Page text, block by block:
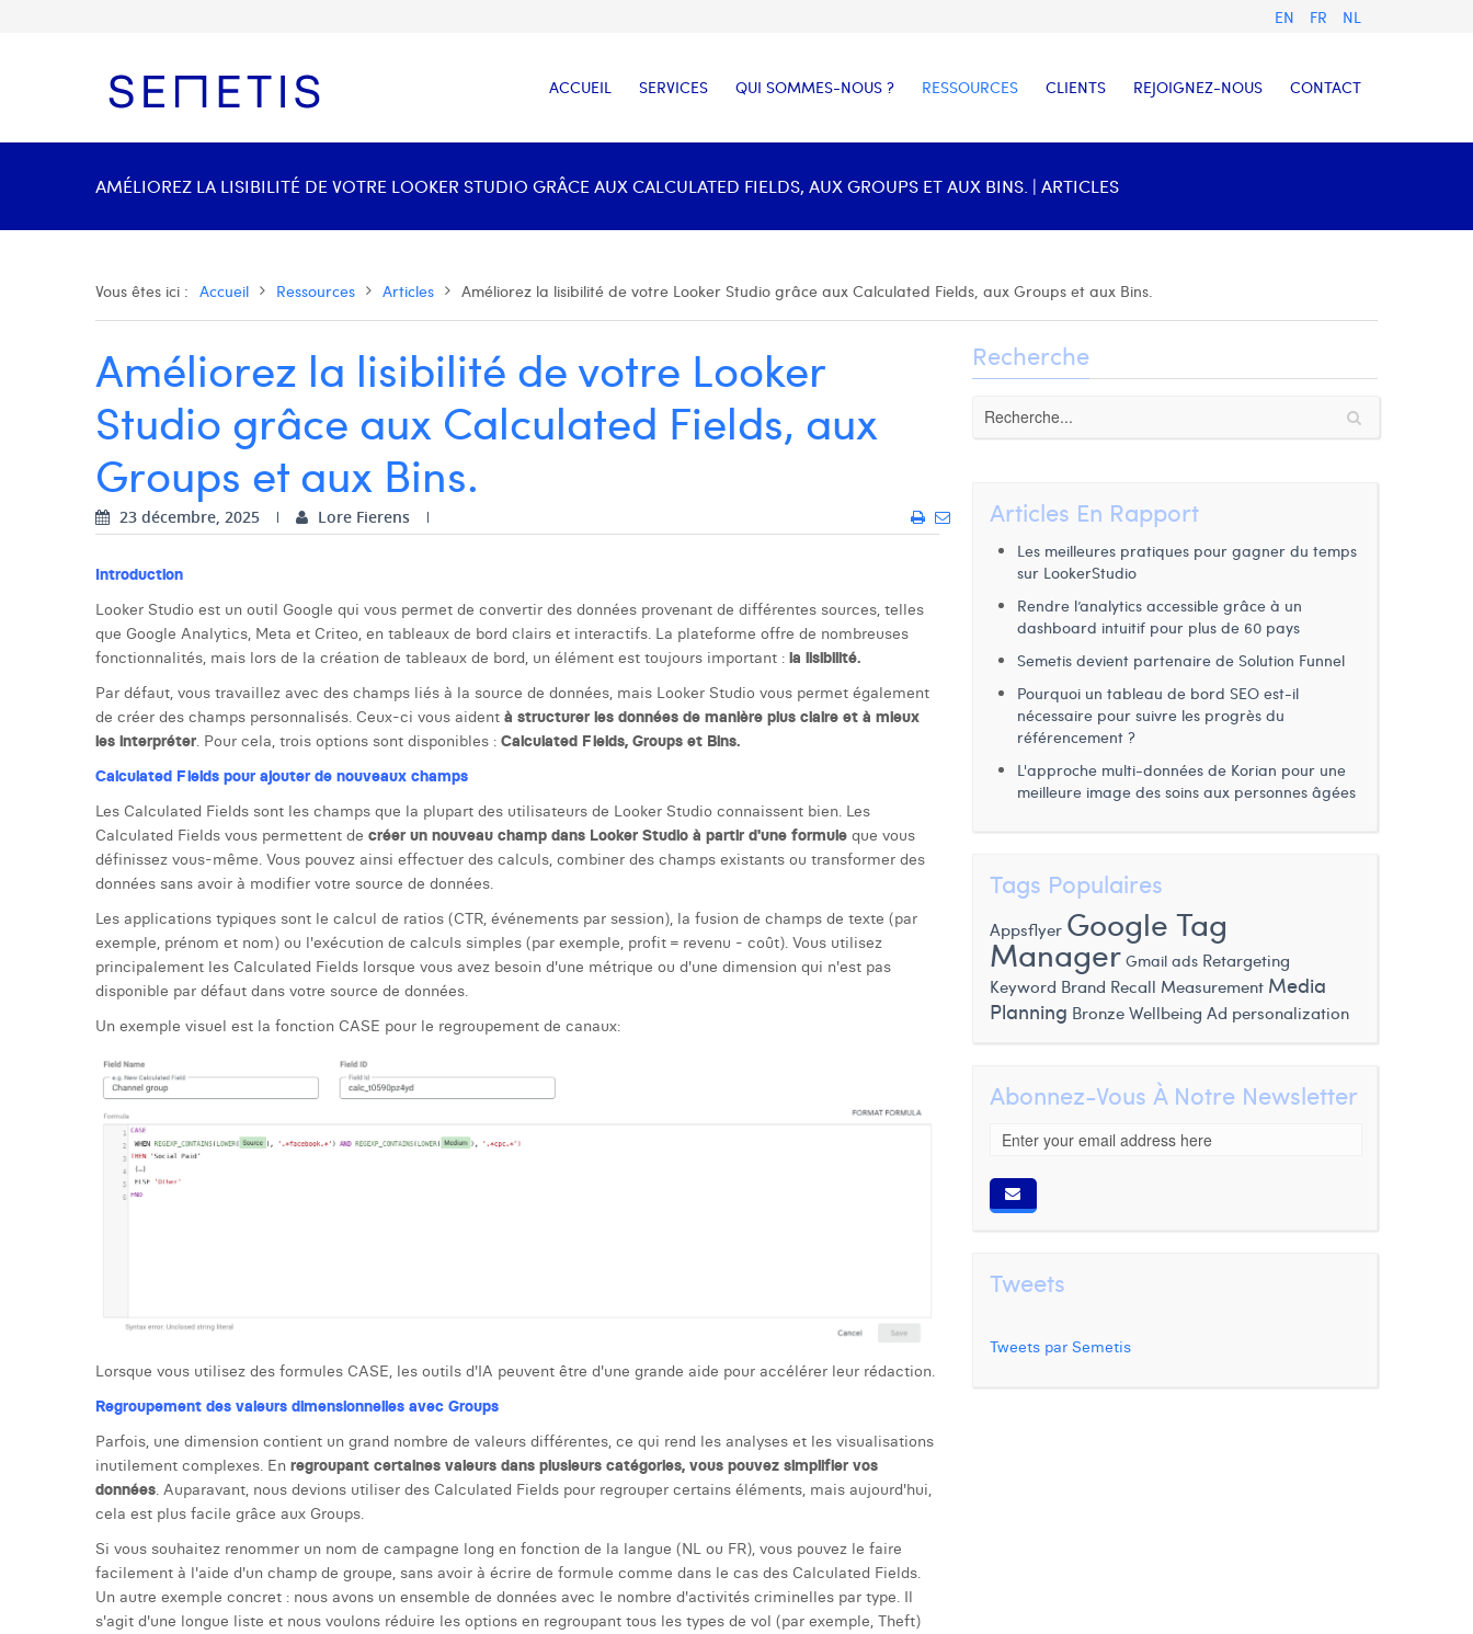
EN FR NL
ACCUEIL SERVICES QUI SOMMES-NOUS ? RESSOURCES CLIENTS REJOIGNEZ-NOUS CONTACT
AMÉLIOREZ LA LISIBILITÉ DE VOTRE LOOKER STUDIO GRÂCE AUX CALCULATED FIELDS, AUX GROUPS ET AUX BINS. | ARTICLES
Vous êtes ici : Accueil Ressources Articles Améliorez la lisibilité de votre Looker Studio grâce aux Calculated Fields, aux Groups et aux Bins.
Améliorez la lisibilité de votre Looker
Studio grâce aux Calculated Fields, aux
Groups et aux Bins.
23 décembre, 2025 Lore Fierens
Introduction
Looker Studio est un outil Google qui vous permet de convertir des données provenant de différentes sources, telles
que Google Analytics, Meta et Criteo, en tableaux de bord clairs et interactifs. La plateforme offre de nombreuses
fonctionnalités, mais lors de la création de tableaux de bord, un élément est toujours important : la lisibilité.
Par défaut, vous travaillez avec des champs liés à la source de données, mais Looker Studio vous permet également
de créer des champs personnalisés. Ceux-ci vous aident à structurer les données de manière plus claire et à mieux
les interpréter. Pour cela, trois options sont disponibles : Calculated Fields, Groups et Bins.
Calculated Fields pour ajouter de nouveaux champs
Les Calculated Fields sont les champs que la plupart des utilisateurs de Looker Studio connaissent bien. Les
Calculated Fields vous permettent de créer un nouveau champ dans Looker Studio à partir d'une formule que vous
définissez vous-même. Vous pouvez ainsi effectuer des calculs, combiner des champs existants ou transformer des
données sans avoir à modifier votre source de données.
Les applications typiques sont le calcul de ratios (CTR, événements par session), la fusion de champs de texte (par
exemple, prénom et nom) ou l'exécution de calculs simples (par exemple, profit = revenu - coût). Vous utilisez
principalement les Calculated Fields lorsque vous avez besoin d'une métrique ou d'une dimension qui n'est pas
disponible par défaut dans votre source de données.
Un exemple visuel est la fonction CASE pour le regroupement de canaux:
Lorsque vous utilisez des formules CASE, les outils d'IA peuvent être d'une grande aide pour accélérer leur rédaction.
Regroupement des valeurs dimensionnelles avec Groups
Parfois, une dimension contient un grand nombre de valeurs différentes, ce qui rend les analyses et les visualisations
inutilement complexes. En regroupant certaines valeurs dans plusieurs catégories, vous pouvez simplifier vos
données. Auparavant, nous devions utiliser des Calculated Fields pour regrouper certains éléments, mais aujourd'hui,
cela est plus facile grâce aux Groups.
Si vous souhaitez renommer un nom de campagne long en fonction de la langue (NL ou FR), vous pouvez le faire
facilement à l'aide d'un champ de groupe, sans avoir à écrire de formule comme dans le cas des Calculated Fields.
Un autre exemple concret : nous avons un ensemble de données avec le nombre d'activités criminelles par type. Il
s'agit d'une longue liste et nous voulons réduire les options en regroupant tous les types de vol (par exemple, Theft)
Recherche
Articles En Rapport
Les meilleures pratiques pour gagner du temps
sur LookerStudio
Rendre l’analytics accessible grâce à un
dashboard intuitif pour plus de 60 pays
Semetis devient partenaire de Solution Funnel
Pourquoi un tableau de bord SEO est-il
nécessaire pour suivre les progrès du
référencement ?
L'approche multi-données de Korian pour une
meilleure image des soins aux personnes âgées
Tags Populaires
Appsflyer Google Tag
Manager Gmail ads Retargeting
Keyword Brand Recall Measurement Media
Planning Bronze Wellbeing Ad personalization
Abonnez-Vous À Notre Newsletter
Tweets
Tweets par Semetis